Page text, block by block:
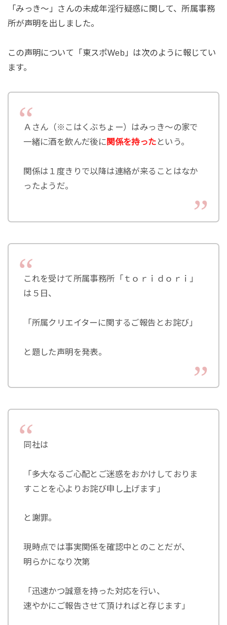
「みっき～」さんの未成年淫行疑惑に関して、所属事務
所が声明を出しました。
この声明について「東スポWeb」は次のように報じてい
ます。
Ａさん（※こはくぶちょー）はみっき～の家で
一緒に酒を飲んだ後に 関係を持った という。
関係は１度きりで以降は連絡が来ることはなか
ったようだ。
これを受けて所属事務所「ｔｏｒｉｄｏｒｉ」
は５日、
「所属クリエイターに関するご報告とお詫び」
と題した声明を発表。
同社は
「多大なるご心配とご迷惑をおかけしておりま
すことを心よりお詫び申し上げます」
と謝罪。
現時点では事実関係を確認中とのことだが、
明らかになり次第
「迅速かつ誠意を持った対応を行い、
速やかにご報告させて頂ければと存じます」